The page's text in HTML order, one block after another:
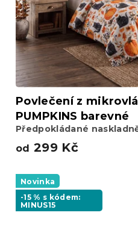
Povlečení z
PUMPKINS barevné
Předpokládané
od 299 Kč
Novinka
-15 % s kódem:
MINUS15